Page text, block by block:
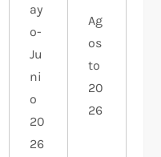
ay
o-
Ju
ni
o
20
26
Ag
os
to
20
26